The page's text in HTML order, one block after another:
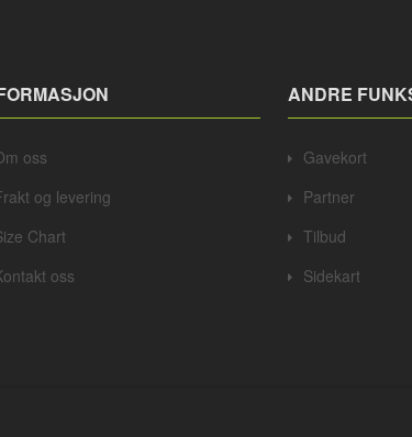
oss
og levering
Chart
oss
ANDRE
Gavekort
Partner
Tilbud
Sidekart